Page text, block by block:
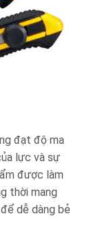
đạt độ ma
lực và sự
được làm
thời mang
dễ dàng bẻ